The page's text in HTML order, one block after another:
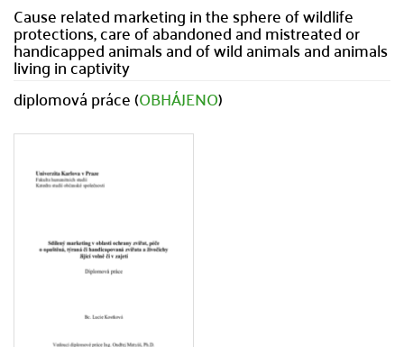
Cause related marketing in the sphere of wildlife
protections, care of abandoned and mistreated or
handicapped animals and of wild animals and animals
living in captivity
diplomová práce (OBHÁJENO)